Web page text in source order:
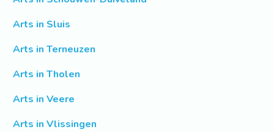
Arts in Sluis
Arts in Terneuzen
Arts in Tholen
Arts in Veere
Arts in Vlissingen